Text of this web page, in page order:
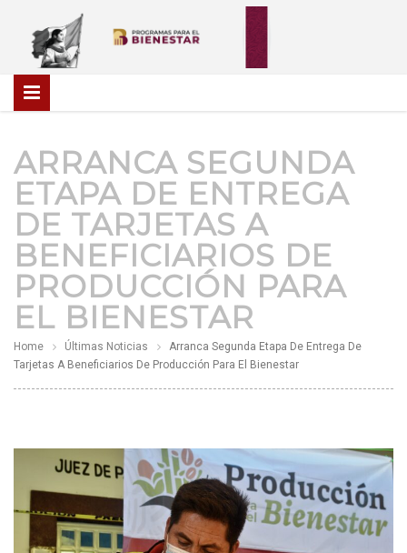
ARRANCA SEGUNDA
ETAPA DE ENTREGA
DE TARJETAS A
BENEFICIARIOS DE
PRODUCCIÓN PARA
EL BIENESTAR
Home Últimas Noticias
Arranca Segunda Etapa De Entrega De
Tarjetas A Beneficiarios De Producción Para El Bienestar